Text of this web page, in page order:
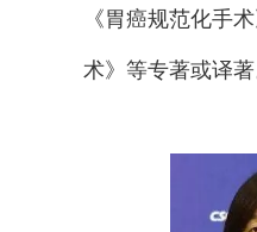
《胃癌规范化手
术》等专著或译著